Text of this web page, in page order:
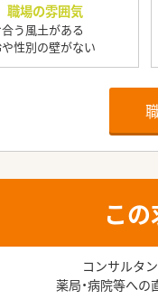
職場の雰囲気
う風土がある
性別の壁がない
こ
コンサルタ
薬局・病院等への